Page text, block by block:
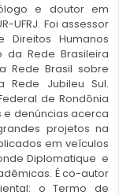
e doutor em
UFRJ. Foi assessor
Humanos
da Rede Brasileira
Rede Brasil sobre
Rede Jubileu Sul.
de Rondônia
e denúncias acerca
projetos na
em veículos
Diplomatique e
É co-autor
o Termo de